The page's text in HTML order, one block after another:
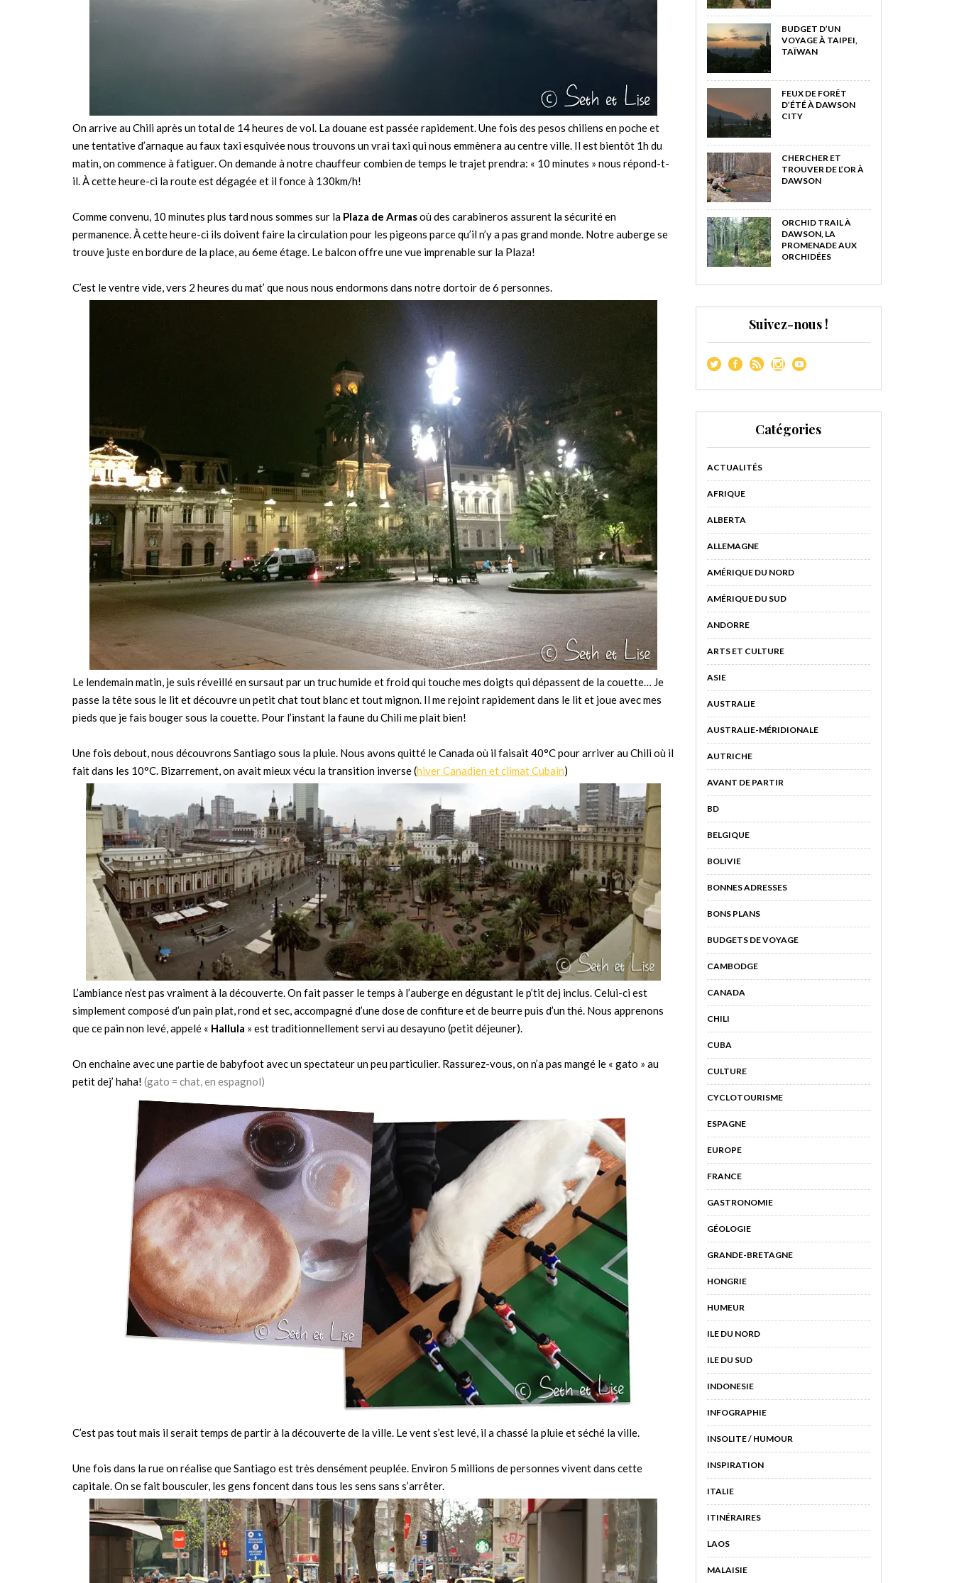
On arrive au Chili après un total de 14 heures de vol. La douane est passée rapidement. Une fois des pesos chiliens en poche et
une tentative d’arnaque au faux taxi esquivée nous trouvons un vrai taxi qui nous emmènera au centre ville. Il est bientôt 1h du
matin, on commence à fatiguer. On demande à notre chauffeur combien de temps le trajet prendra: « 10 minutes » nous répond-t-
il. À cette heure-ci la route est dégagée et il fonce à 130km/h!
Comme convenu, 10 minutes plus tard nous sommes sur la Plaza de Armasoù des carabineros assurent la sécurité en
permanence. À cette heure-ci ils doivent faire la circulation pour les pigeons parce qu’il n’y a pas grand monde. Notre auberge se
trouve juste en bordure de la place, au 6eme étage. Le balcon offre une vue imprenable sur la Plaza!
C’est le ventre vide, vers 2 heures du mat’ que nous nous endormons dans notre dortoir de 6 personnes.
Le lendemain matin, je suis réveillé en sursaut par un truc humide et froid qui touche mes doigts qui dépassent de la couette… Je
passe la tête sous le lit et découvre un petit chat tout blanc et tout mignon. Il me rejoint rapidement dans le lit et joue avec mes
pieds que je fais bouger sous la couette. Pour l’instant la faune du Chili me plait bien!
Une fois debout, nous découvrons Santiago sous la pluie. Nous avons quitté le Canada où il faisait 40°C pour arriver au Chili où il
fait dans les 10°C. Bizarrement, on avait mieux vécu la transition inverse (hiver Canadien et climat Cubain)
L’ambiance n’est pas vraiment à la découverte. On fait passer le temps à l’auberge en dégustant le p’tit dej inclus. Celui-ci est
simplement composé d’un pain plat, rond et sec, accompagné d’une dose de confiture et de beurre puis d’un thé. Nous apprenons
que ce pain non levé, appelé « Hallula » est traditionnellement servi au desayuno (petit déjeuner).
On enchaine avec une partie de babyfoot avec un spectateur un peu particulier. Rassurez-vous, on n’a pas mangé le « gato » au
petit dej’ haha! (gato = chat, en espagnol)
C’est pas tout mais il serait temps de partir à la découverte de la ville. Le vent s’est levé, il a chassé la pluie et séché la ville.
Une fois dans la rue on réalise que Santiago est très densément peuplée. Environ 5 millions de personnes vivent dans cette
capitale. On se fait bousculer, les gens foncent dans tous les sens sans s’arrêter.
BUDGET D’UN
VOYAGE À TAIPEI,
TAÏWAN
FEUX DE FORÊT
D’ÉTÉ À DAWSON
CITY
CHERCHER ET
TROUVER DE L’OR À
DAWSON
ORCHID TRAIL À
DAWSON, LA
PROMENADE AUX
ORCHIDÉES
Suivez-nous !
Catégories
ACTUALITÉS
AFRIQUE
ALBERTA
ALLEMAGNE
AMÉRIQUE DU NORD
AMÉRIQUE DU SUD
ANDORRE
ARTS ET CULTURE
ASIE
AUSTRALIE
AUSTRALIE-MÉRIDIONALE
AUTRICHE
AVANT DE PARTIR
BD
BELGIQUE
BOLIVIE
BONNES ADRESSES
BONS PLANS
BUDGETS DE VOYAGE
CAMBODGE
CANADA
CHILI
CUBA
CULTURE
CYCLOTOURISME
ESPAGNE
EUROPE
FRANCE
GASTRONOMIE
GÉOLOGIE
GRANDE-BRETAGNE
HONGRIE
HUMEUR
ILE DU NORD
ILE DU SUD
INDONESIE
INFOGRAPHIE
INSOLITE / HUMOUR
INSPIRATION
ITALIE
ITINÉRAIRES
LAOS
MALAISIE